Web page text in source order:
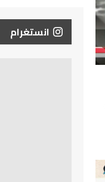
انستغرام